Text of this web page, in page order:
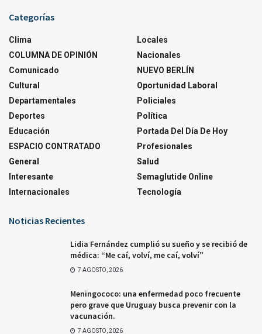
Categorías
Clima
COLUMNA DE OPINIÓN
Comunicado
Cultural
Departamentales
Deportes
Educación
ESPACIO CONTRATADO
General
Interesante
Internacionales
Locales
Nacionales
NUEVO BERLÍN
Oportunidad Laboral
Policiales
Política
Portada Del Día De Hoy
Profesionales
Salud
Semaglutide Online
Tecnología
Noticias Recientes
Lidia Fernández cumplió su sueño y se recibió de
médica: “Me caí, volví, me caí, volví”
7 AGOSTO, 2026
Meningococo: una enfermedad poco frecuente
pero grave que Uruguay busca prevenir con la
vacunación.
7 AGOSTO, 2026